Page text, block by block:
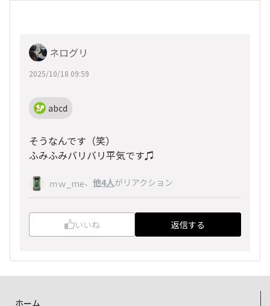
ネログリ
2025/10/18 09:59
abcd
そうなんです（笑）
ふみふみバリバリ平気です♫
ｍｗ_me、 他4人がリアクション
いいね 返信する
ホーム